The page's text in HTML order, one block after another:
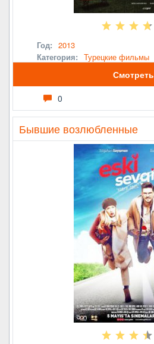
Год: 2013
Категория: Турецкие фильмы
Смотреть
0
Бывшие возлюбленные